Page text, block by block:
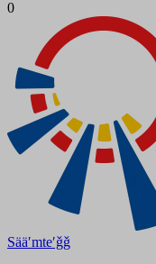
0
Sääʹmteʹǧǧ